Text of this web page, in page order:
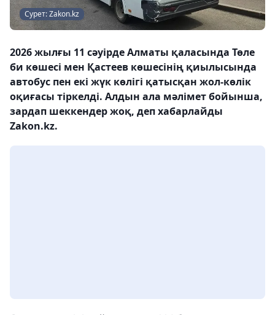
Сурет: Zakon.kz
2026 жылғы 11 сәуірде Алматы қаласында Төле
би көшесі мен Қастеев көшесінің қиылысында
автобус пен екі жүк көлігі қатысқан жол-көлік
оқиғасы тіркелді. Алдын ала мәлімет бойынша,
зардап шеккендер жоқ, деп хабарлайды
Zakon.kz.